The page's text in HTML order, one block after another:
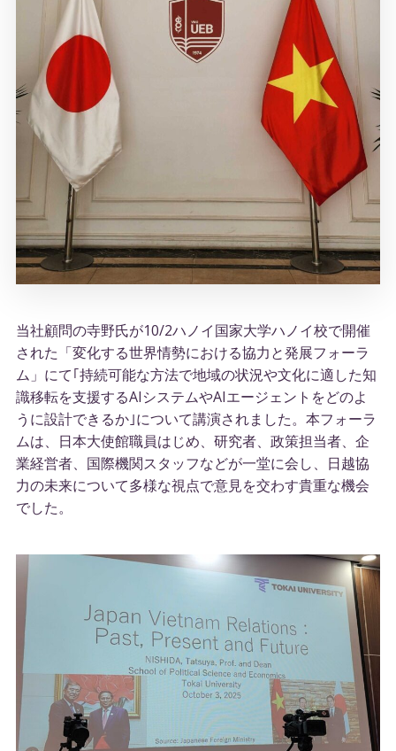
当社顧問の寺野氏が10/2ハノイ国家大学ハノイ校で開催
された「変化する世界情勢における協力と発展フォーラ
ム」にて｢持続可能な方法で地域の状況や文化に適した知
識移転を支援するAIシステムやAIエージェントをどのよ
うに設計できるか｣について講演されました。本フォーラ
ムは、日本大使館職員はじめ、研究者、政策担当者、企
業経営者、国際機関スタッフなどが一堂に会し、日越協
力の未来について多様な視点で意見を交わす貴重な機会
でした。